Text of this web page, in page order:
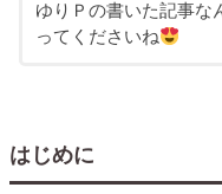
ゆりＰの書いた記事な
ってくださいね
はじめに